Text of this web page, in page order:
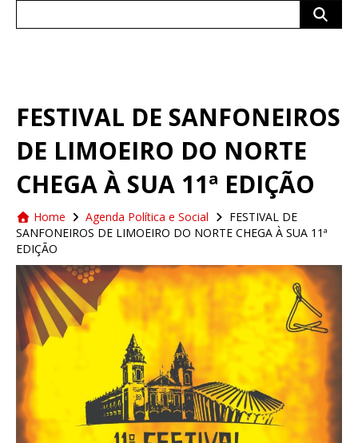
FESTIVAL DE SANFONEIROS
DE LIMOEIRO DO NORTE
CHEGA À SUA 11ª EDIÇÃO
Home Agenda Política e Social
FESTIVAL DE
SANFONEIROS DE LIMOEIRO DO NORTE CHEGA À SUA 11ª
EDIÇÃO